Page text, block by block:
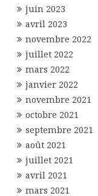
juin 2023
avril 2023
novembre 2022
juillet 2022
mars 2022
janvier 2022
novembre 2021
octobre 2021
septembre 2021
août 2021
juillet 2021
avril 2021
mars 2021